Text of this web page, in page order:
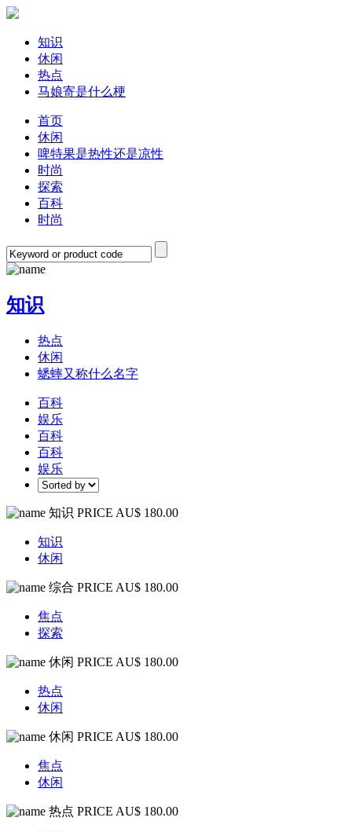
知识
休闲
热点
马娘寄是什么梗
首页
休闲
啤特果是热性还是凉性
时尚
探索
百科
时尚
知识
热点
休闲
蟋蟀又称什么名字
百科
娱乐
百科
百科
娱乐
知识 PRICE AU$ 180.00
知识
休闲
综合 PRICE AU$ 180.00
焦点
探索
休闲 PRICE AU$ 180.00
热点
休闲
休闲 PRICE AU$ 180.00
焦点
休闲
热点 PRICE AU$ 180.00